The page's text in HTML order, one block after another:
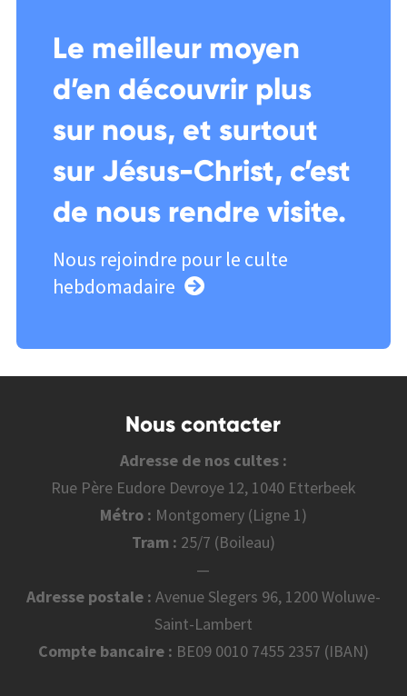
Le meilleur moyen
d’en découvrir plus
sur nous, et surtout
sur Jésus-Christ, c’est
de nous rendre visite.
Nous rejoindre pour le culte
hebdomadaire
Nous contacter
Adresse de nos cultes :
Rue Père Eudore Devroye 12, 1040 Etterbeek
Métro : Montgomery (Ligne 1)
Tram : 25/7 (Boileau)
—
Adresse postale : Avenue Slegers 96, 1200 Woluwe-
Saint-Lambert
Compte bancaire : BE09 0010 7455 2357 (IBAN)